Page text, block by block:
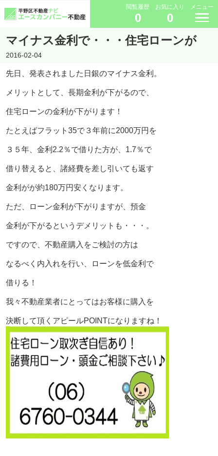
閲覧履歴
0
お気に入り
0
メニュー
マイナス金利で・・・住宅ローンが
2016-02-04
先日、発表されました日銀のマイナス金利。
メリットとして、長期金利が下がるので、
住宅ローンの金利が下がります！
たとえばフラット35で３年前に2000万円を
３５年、金利2.2％で借りた方が、1.7％で
借り替えると、諸経費を差し引いても返す
金利がが約180万円安くなります。
ただ、ローン金利が下がりますが、預金
金利が下がるというデメリットも・・・。
ですので、不動産購入をご検討の方は
なるべく内入れを行い、ローンを低金利で
借りる！
我々不動産業者にとってはお客様に購入を
決断して頂くアピールPOINTになりますね！